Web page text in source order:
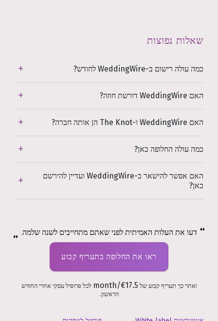
שאלות נפוצות
כמה עולה רישום ב-WeddingWire לחודש?
האם WeddingWire דורשת חוזה?
האם WeddingWire ו-The Knot הן אותה חברה?
כמה עולה החלופה כאן?
האם אפשר להישאר ב-WeddingWire ועדיין להירשם
כאן?
דעו את העלות האמיתית לפני שאתם מתחייבים לשנה שלמה.
ראו את החלופה בתעריף קבוע
ואחר כך תעריף קבוע של €17.5/month
לכל פרופיל עסקי אחרי החודש
הראשון.